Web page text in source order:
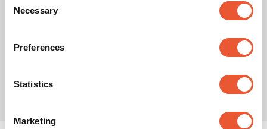
Selection
Necessary
Preferences
Statistics
Marketing
dalla sua insorgenza.
a risolvere la controversia tra di loro, è possibile
rivolgersi alla piattaforma ODR: